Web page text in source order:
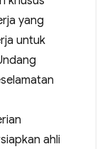
yang
untuk
ahli